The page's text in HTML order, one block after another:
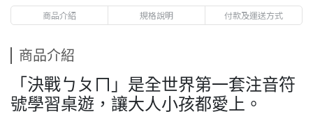
商品介紹 規格說明 付款及運送方式
商品介紹
「決戰ㄅㄆㄇ」是全世界第一套注音符
號學習桌遊，讓大人小孩都愛上。